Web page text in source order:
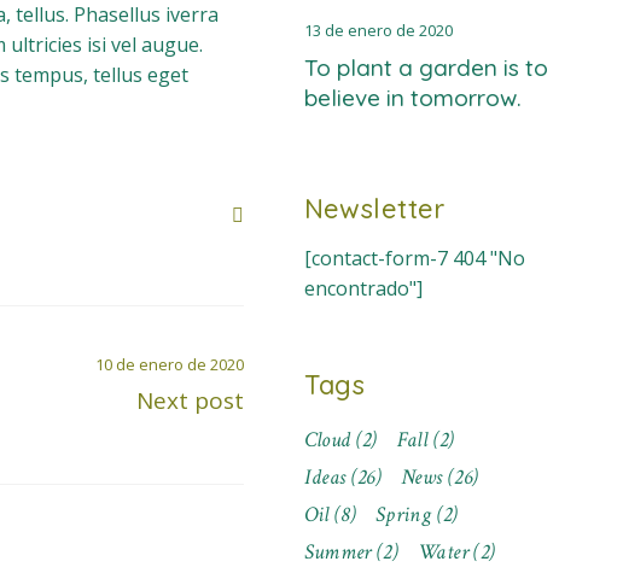
tellus. Phasellus iverra
isi vel augue.
tempus, tellus eget
10 de enero de 2020
Next post
To plant a garden is to
believe in tomorrow.
13 de enero de 2020
Newsletter
[contact-form-7 404 "No
encontrado"]
Tags
Cloud(2) Fall(2)
Ideas(26) News(26)
Oil(8) Spring(2)
Summer(2) Water(2)